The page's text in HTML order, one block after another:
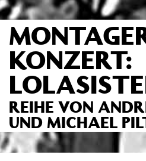
KONZERT:
REIHE VON
UND MICHAEL